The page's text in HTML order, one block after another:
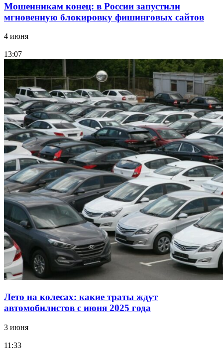
Мошенникам конец: в России запустили
мгновенную блокировку фишинговых сайтов
4 июня
13:07
Лето на колесах: какие траты ждут
автомобилистов с июня 2025 года
3 июня
11:33